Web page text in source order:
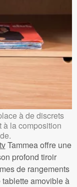
à de discrets
à la composition
Tammea offre une
profond tiroir
de rangements
amovible à